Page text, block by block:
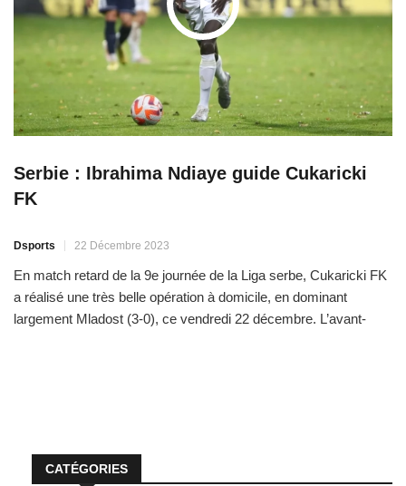
Serbie : Ibrahima Ndiaye guide Cukaricki
FK
Dsports 22 Décembre 2023
En match retard de la 9e journée de la Liga serbe, Cukaricki FK
a réalisé une très belle opération à domicile, en dominant
largement Mladost (3-0), ce vendredi 22 décembre. L’avant-
CATÉGORIES